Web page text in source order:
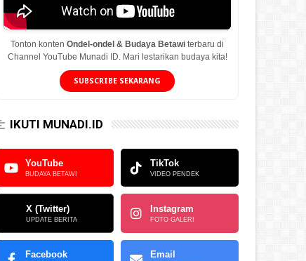
Tonton kontenOndel-ondel & Budaya Betawi terbaru di
Channel YouTube Munadi ID. Mari lestarikan budaya kita!
SUBSCRIBE SEKARANG
IKUTI MUNADI.ID
YouTube
BUDAYA BETAWI
TikTok
VIDEO PENDEK
X (Twitter)
UPDATE BERITA
Instagram
FOTO GALERI
Facebook Email